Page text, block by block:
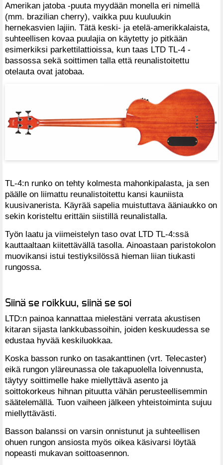
Amerikan jatoba -puuta myydään monella eri nimellä
(mm. brazilian cherry), vaikka puu kuuluukin
hernekasvien lajiin. Tätä keski- ja etelä-amerikkalaista,
suhteellisen kovaa puulajia on käytetty jo pitkään
esimerkiksi parkettilattioissa, kun taas LTD TL-4 -
bassossa sekä soittimen talla että reunalistoitettu
otelauta ovat jatobaa.
TL-4:n runko on tehty kolmesta mahonkipalasta, ja sen
päälle on liimattu reunalistoitettu kansi kauniista
kuusivanerista. Käyrää sapelia muistuttava ääniaukko on
sekin koristeltu erittäin siistillä reunalistalla.
Työn laatu ja viimeistelyn taso ovat LTD TL-4:ssä
kauttaaltaan kiitettävällä tasolla. Ainoastaan paristokolon
muovikansi istui testiyksilössä hieman liian tiukasti
rungossa.
Siinä se roikkuu, siinä se soi
LTD:n painoa kannattaa mielestäni verrata akustisen
kitaran sijasta lankkubassoihin, joiden keskuudessa se
edustaa hyvää keskiluokkaa.
Koska basson runko on tasakanttinen (vrt. Telecaster)
eikä rungon yläreunassa ole takapuolella loivennusta,
täytyy soittimelle hake miellyttävä asento ja
soittokorkeus hihnan pituutta vähän perusteellisemmin
säätelemällä. Tuon vaiheen jälkeen yhteistoiminta sujuu
miellyttävästi.
Basson balanssi on varsin onnistunut ja suhteellisen
ohuen rungon ansiosta myös oikea käsivarsi löytää
nopeasti mukavan soittoasennon.